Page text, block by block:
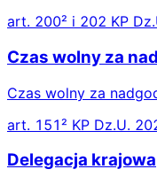
art. 200² i 202 KP
Czas wolny za
Czas wolny za
art. 151² KP Dz.U.
Delegacja krajowa